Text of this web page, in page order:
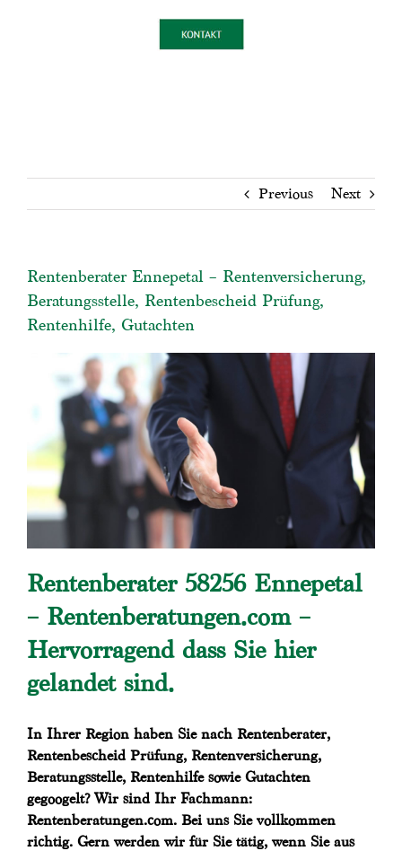
Previous Next
Rentenberater Ennepetal – Rentenversicherung,
Beratungsstelle, Rentenbescheid Prüfung,
Rentenhilfe, Gutachten
Rentenberater 58256 Ennepetal
– Rentenberatungen.com –
Hervorragend dass Sie hier
gelandet sind.
In Ihrer Region haben Sie nach Rentenberater,
Rentenbescheid Prüfung, Rentenversicherung,
Beratungsstelle, Rentenhilfe sowie Gutachten
gegoogelt? Wir sind Ihr Fachmann:
Rentenberatungen.com. Bei uns Sie vollkommen
richtig. Gern werden wir für Sie tätig, wenn Sie aus